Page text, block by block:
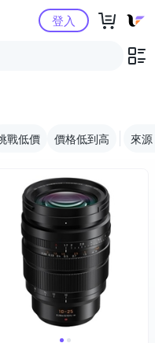
購物中心登入
戰低價 價格低到高 來源